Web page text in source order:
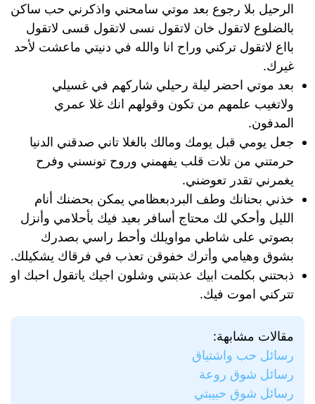
الرحيل بلا رجوع بعد موتي سامحني واذكرني حب ساكن
بالضلوع لاتقول خان لاتقول نسى لاتقول قسى لاتقول
بااع لاتقول تركني وراح انا والله في دنيتي ماعشت لأحد
غيرك.
بعد موتي احضر ليلة رحيلي شاركهم في غسيلي
ولاتغيب علمهم من تكون وقولهم انك غلا عمري
المدفون.
جعل يومي قبل يومك ومالك بالغلا تاني صدقني الدنيا
حرمتني من تلات قلب يفهمني وروح تونسني وفرح
يغمرني تقدر تعوضني.
خذني بحنانك وطف البردبعظامي يمكن بحضنك أنام
الليل وأحكي لك محتاج أسافر بعيد فيك بأحلامي وأنزل
بصوتي على شاطي مواويلك وأحط راسي بصدرك
بشوق وهيامي وأترك خفوقن تعذب في فرقاك يشكيلك.
ذبحتني بكلمت ابيك عذبتني وشلون اجيك ياتقول احبك او
تتركني اموت فيك.
مقالات مشابهة:
رسائل حب واشتياق
رسائل شوق روعة
رسائل شوق حبيبتي